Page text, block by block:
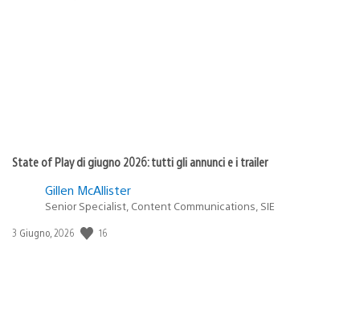
State of Play di giugno 2026: tutti gli annunci e i trailer
Gillen McAllister
Senior Specialist, Content Communications, SIE
Data
3 Giugno, 2026 16